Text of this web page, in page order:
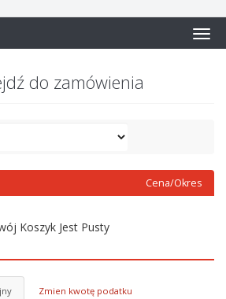
do zamówienia
Cena/Okres
Koszyk Jest Pusty
Zmien kwotę podatku